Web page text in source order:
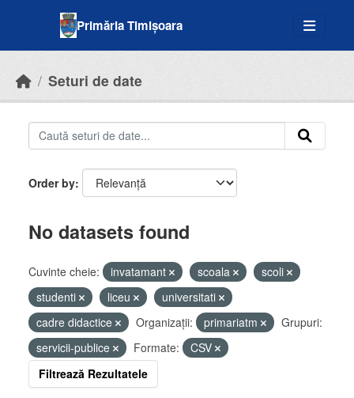
Primăria Timișoara
Seturi de date
Order by
No datasets found
Cuvinte cheie: invatamant scoala
scoli
studenti
liceu
universitati
cadre didactice
Organizații: primariatm
Grupuri:
servicii-publice
Formate:
CSV
Filtrează Rezultatele